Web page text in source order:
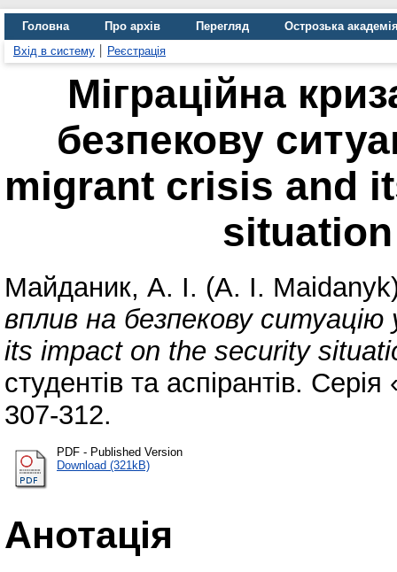
Головна Про архів Перегляд
Острозька
Вхід в систему
Реєстрація
Міграційна
безпекову
migrant crisis and
Майданик, А. І. (A. I.
вплив на безпекову
its impact on the security
студентів та аспірантів.
307-312.
PDF - Published Version
Download (321kB)
Анотація